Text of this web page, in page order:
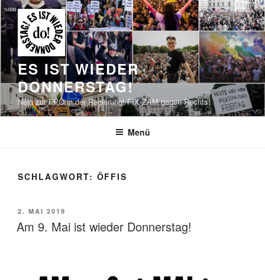
Zum
Inhalt
springen
ES IST WIEDER
DONNERSTAG!
Nein zur FPÖ in der Regierung! FIX ZAM gegen Rechts!
Menü
SCHLAGWORT: ÖFFIS
VERÖFFENTLICHT
AM
2. MAI 2019
Am 9. Mai ist wieder Donnerstag!